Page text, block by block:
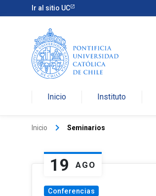
Ir al sitio UC
Inicio Instituto
Inicio keyboard_arrow_right Seminarios
19 AGO
Conferencias